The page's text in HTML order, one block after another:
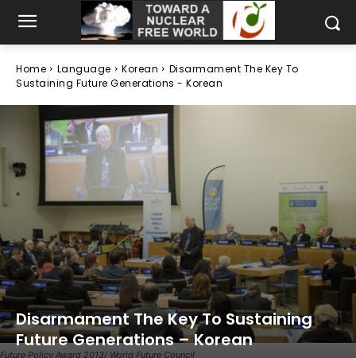
Home Language Korean
Disarmament The Key To
Sustaining Future Generations - Korean
Future Policy Award 2013/ World Future Council
Disarmament The Key To Sustaining
Future Generations – Korean